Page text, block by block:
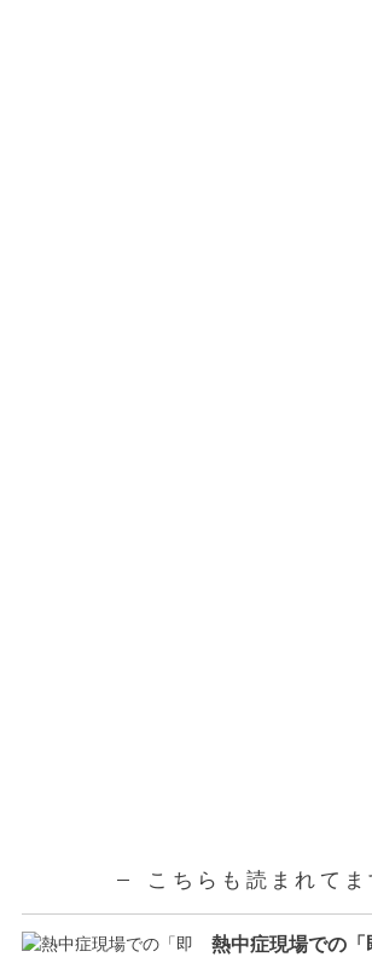
こちらも読まれてま
熱中症現場での「